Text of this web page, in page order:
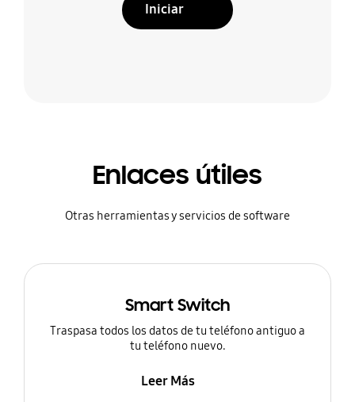
Iniciar
Enlaces útiles
Otras herramientas y servicios de software
Smart Switch
Traspasa todos los datos de tu teléfono antiguo a
tu teléfono nuevo.
Leer Más